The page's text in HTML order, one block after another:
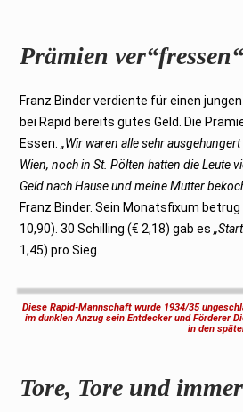
Prämien ver“fressen“
Franz Binder verdiente für einen
bei Rapid bereits gutes Geld. Die
Essen.„Wir waren alle sehr
Wien, noch in St. Pölten hatten die Leute
Geld nach Hause und meine Mutter
Franz Binder. Sein Monatsfixum
10,90). 30 Schilling (€ 2,18) gab es
1,45) pro Sieg.
Diese Rapid-Mannschaft wurde 1934/35
im dunklen Anzug sein Entdecker und Förderer
in den
Tore, Tore und